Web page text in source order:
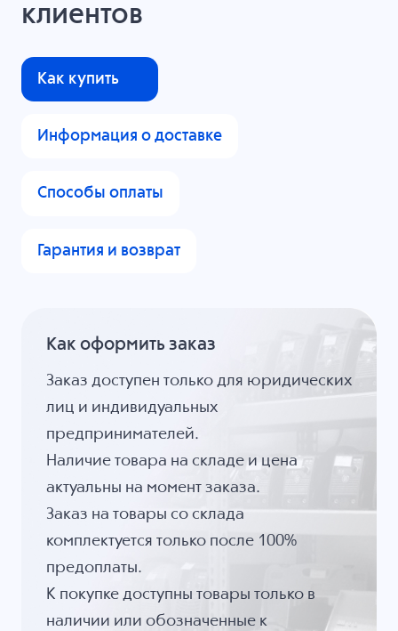
клиентов
Как купить
Информация о доставке
Способы оплаты
Гарантия и возврат
Как оформить заказ
Заказ доступен только для юридических
лиц и индивидуальных
предпринимателей.
Наличие товара на складе и цена
актуальны на момент заказа.
Заказ на товары со склада
комплектуется только после 100%
предоплаты.
К покупке доступны товары только в
наличии или обозначенные к